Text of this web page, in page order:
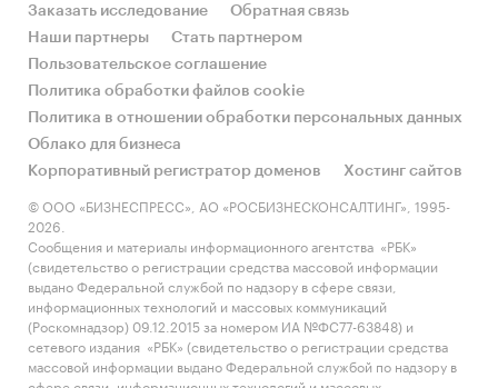
инфляции? Как соотносятся рост и падение с
динамикой других регионов?
• Какое место регион занимает в России и в
своем федеральном округе по объему продаж
и по продажам на душу населения?
• К какому сегменту можно отнести рынок по
размеру и темпом роста (малый/крупный, с
опережающей динамикой/с отстающей
динамикой) в стратегической перспективе и в
текущей ситуации? Меняются ли позиции
региона с течением времени?
• Насколько рынок насыщен и какой у региона
потенциал роста, если сравнить его с
Заказать исследование
Обратная связь
Наши партнеры
Стать партнером
Пользовательское соглашение
Политика обработки файлов cookie
Политика в отношении обработки персональных данных
Облако для бизнеса
Корпоративный регистратор доменов
Хостинг сайтов
© ООО «БИЗНЕСПРЕСС», АО «РОСБИЗНЕСКОНСАЛТИНГ», 1995-
2026.
Сообщения и материалы информационного агентства «РБК»
(свидетельство о регистрации средства массовой информации
выдано Федеральной службой по надзору в сфере связи,
информационных технологий и массовых коммуникаций
(Роскомнадзор) 09.12.2015 за номером ИА №ФС77-63848) и
сетевого издания «РБК» (свидетельство о регистрации средства
массовой информации выдано Федеральной службой по надзору в